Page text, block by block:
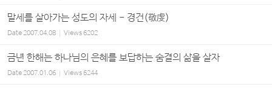
말세를 살아가는 성도의 자세 - 경건(敬虔)
Date2007.04.08 Views6202
금년 한해는 하나님의 은혜를 보답하는 숨결의 삶을 살자
Date2007.01.06 Views6244